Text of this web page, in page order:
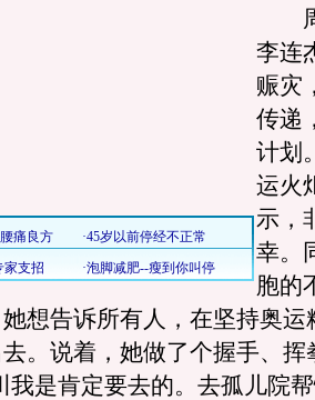
周
李连
赈灾
传递
计划
运火
示，
幸。
胞的
想告诉所有人，在坚持奥运
。说着，她做了个握手、挥
我是肯定要去的。去孤儿院